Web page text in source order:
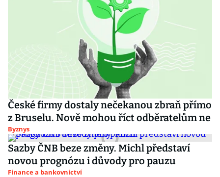
České firmy dostaly nečekanou zbraň přímo
z Bruselu. Nově mohou říct odběratelům ne
Byznys
Sazby ČNB beze změny. Michl představí
novou prognózu i důvody pro pauzu
Finance a bankovnictví